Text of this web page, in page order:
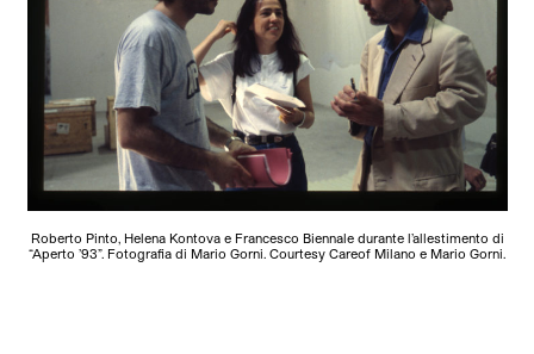
Roberto Pinto, Helena Kontova e Francesco Biennale durante l’allestimento di
“Aperto ’93”. Fotografia di Mario Gorni. Courtesy Careof Milano e Mario Gorni.